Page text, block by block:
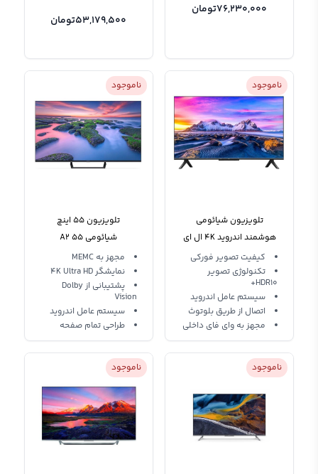
76,230,000تومان
53,179,500تومان
ناموجود
تلویزیون شیائومی
هوشمند اندروید 4K ال ای
دی Xiaomi Mi P1 55
L55M6-6AEU
کیفیت تصویر فورکی
تکنولوژی تصویر
HDR10+
سیستم عامل اندروید
اتصال از طریق بلوتوث
مجهز به وای فای داخلی
ناموجود
تلویزیون 55 اینچ
شیائومی A2 55
مجهز به MEMC
نمایشگر 4K Ultra HD
پشتیبانی از Dolby
Vision
سیستم عامل اندروید
طراحی تمام صفحه
ناموجود ناموجود